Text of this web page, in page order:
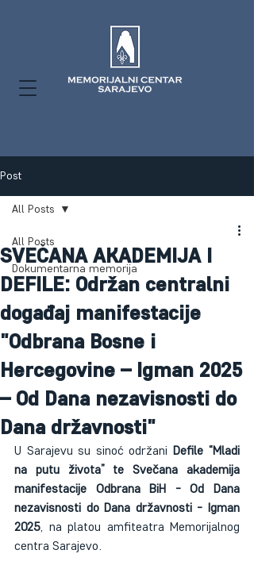
Post
All Posts
Dokumentarna memorija
All Posts
SVEČANA AKADEMIJA I
DEFILE: Održan centralni
događaj manifestacije
"Odbrana Bosne i
Hercegovine – Igman 2025
– Od Dana nezavisnosti do
Dana državnosti"
U Sarajevu su sinoć održani Defile “Mladi
na putu života” te Svečana akademija
manifestacije
Odbrana BiH - Od Dana
nezavisnosti do Dana državnosti - Igman
2025, na platou amfiteatra Memorijalnog
centra Sarajevo.